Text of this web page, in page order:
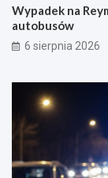
Wypadek na
autobusów
6 sierpnia 2026